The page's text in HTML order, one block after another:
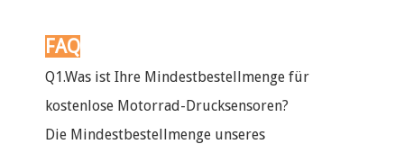
FAQ
Q1.Was ist Ihre Mindestbestellmenge für
kostenlose Motorrad-Drucksensoren?
Die Mindestbestellmenge unseres